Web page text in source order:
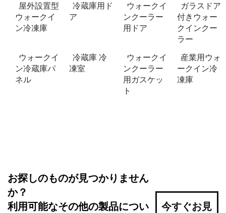
屋外設置型
ウォークイ
ン冷凍庫
冷蔵庫用ド
ア
ウォークイ
ンクーラー
用ドア
ガラスドア
付きウォー
クインクー
ラー
ウォークイ
ン冷蔵庫パ
ネル
冷蔵庫 冷
凍室
ウォークイ
ンクーラー
用ガスケッ
ト
産業用ウォ
ークイン冷
凍庫
お探しのものが見つかりません
か？
利用可能なその他の製品につい
今すぐお見